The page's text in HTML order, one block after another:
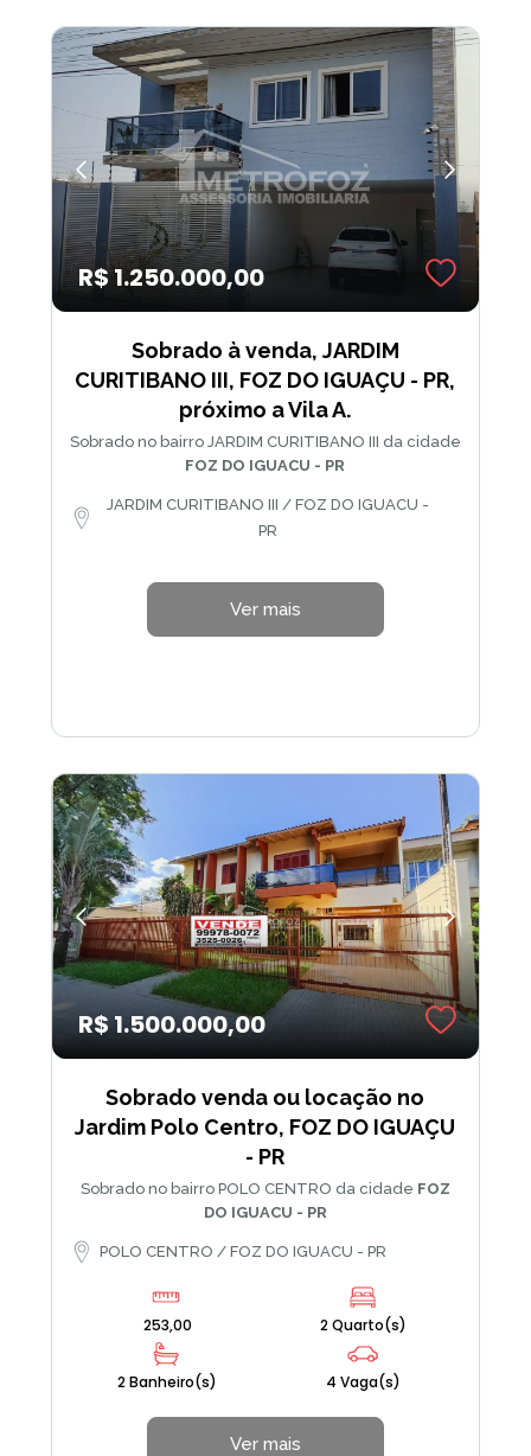
R$ 1.250.000,00
Sobrado à venda, JARDIM
CURITIBANO III, FOZ DO IGUAÇU - PR,
próximo a Vila A.
Sobrado no bairro JARDIM CURITIBANO III da cidade
FOZ DO IGUACU - PR
JARDIM CURITIBANO III / FOZ DO IGUACU -
PR
Ver mais
R$ 1.500.000,00
Sobrado venda ou locação no
Jardim Polo Centro, FOZ DO IGUAÇU
- PR
Sobrado no bairro POLO CENTRO da cidade FOZ
DO IGUACU - PR
POLO CENTRO / FOZ DO IGUACU - PR
253,00 2 Quarto(s)
2 Banheiro(s) 4 Vaga(s)
Ver mais